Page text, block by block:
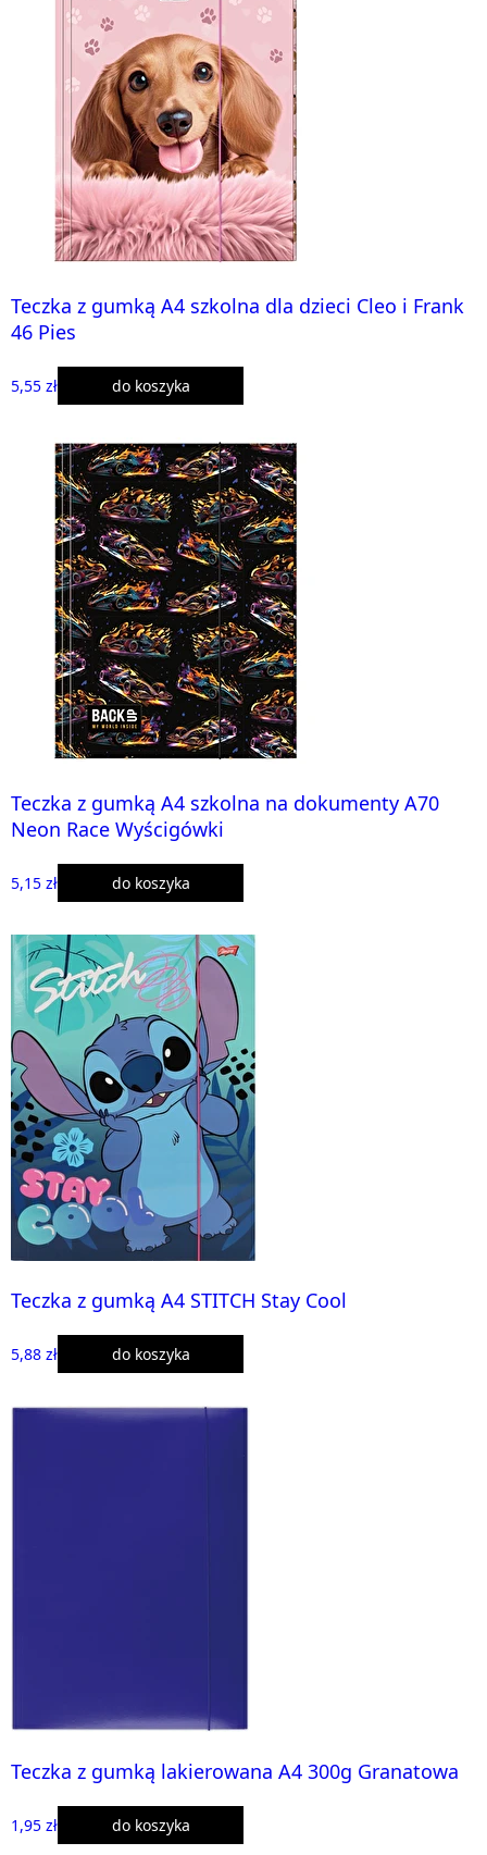
Teczka z gumką A4 szkolna dla dzieci Cleo i Frank
46 Pies
5,55 zł do koszyka
Teczka z gumką A4 szkolna na dokumenty A70
Neon Race Wyścigówki
5,15 zł do koszyka
Teczka z gumką A4 STITCH Stay Cool
5,88 zł do koszyka
Teczka z gumką lakierowana A4 300g Granatowa
1,95 zł do koszyka